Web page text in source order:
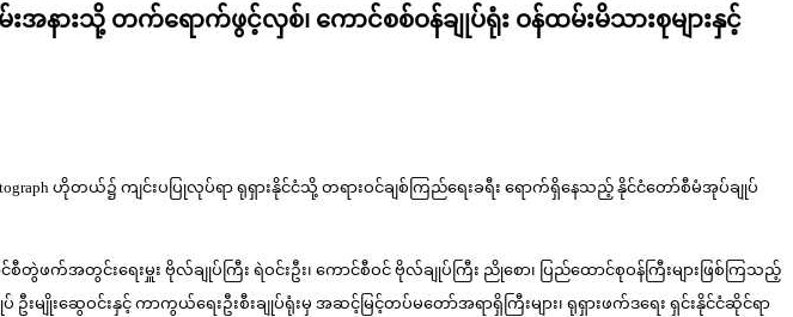
အနားသို့ တက်ရောက်ဖွင့်လှစ်၊ ကောင်စစ်ဝန်ချုပ်ရုံး ဝန်ထမ်းမိသားစုများနှင့်
ဟိုတယ်၌ ကျင်းပပြုလုပ်ရာ ရုရှားနိုင်ငံသို့ တရားဝင်ချစ်ကြည်ရေးခရီး ရောက်ရှိနေသည့် နိုင်ငံတော်စီမံအုပ်ချုပ်
တွဲဖက်အတွင်းရေးမှူး ဗိုလ်ချုပ်ကြီး ရဲဝင်းဦး၊ ကောင်စီဝင် ဗိုလ်ချုပ်ကြီး ညိုစော၊ ပြည်ထောင်စုဝန်ကြီးများဖြစ်ကြသည့်
းမျိုးဆွေဝင်းနှင့် ကာကွယ်ရေးဦးစီးချုပ်ရုံးမှ အဆင့်မြင့်တပ်မတော်အရာရှိကြီးများ၊ ရုရှားဖက်ဒရေး ရှင်းနိုင်ငံဆိုင်ရာ